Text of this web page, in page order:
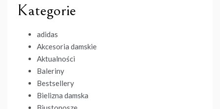
Kategorie
adidas
Akcesoria damskie
Aktualności
Baleriny
Bestsellery
Bielizna damska